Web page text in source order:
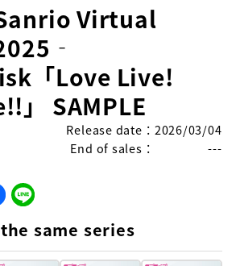
Virtual
「Love Live!
」 SAMPLE
Release date ： 2026/03/04
End of sales ： ---
same series